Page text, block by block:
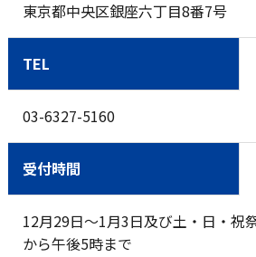
東京都中央区銀座六丁目8番7号
TEL
03-6327-5160
受付時間
12月29日～1月3日及び土・日・祝
から午後5時まで